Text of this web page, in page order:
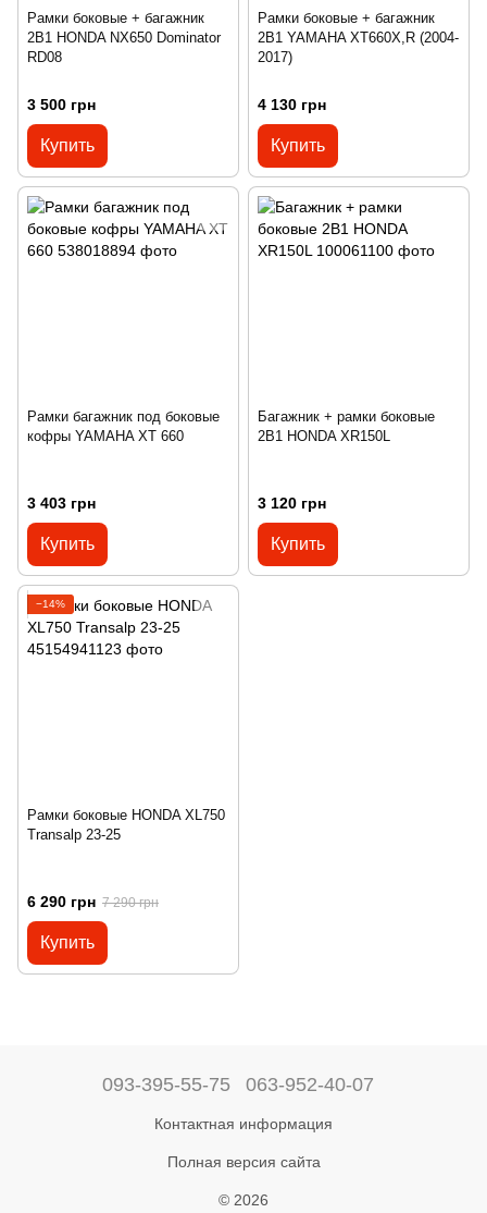
Рамки боковые + багажник
2В1 HONDA NX650 Dominator
RD08
3 500 грн
Купить
Рамки боковые + багажник
2В1 YAMAHA XT660X,R (2004-
2017)
4 130 грн
Купить
Рамки багажник под боковые
кофры YAMAHA XT 660
3 403 грн
Купить
Багажник + рамки боковые
2В1 HONDA XR150L
3 120 грн
Купить
−14%
Рамки боковые HONDA XL750
Transalp 23-25
6 290 грн 7 290 грн
Купить
093-395-55-75 063-952-40-07
Контактная информация
Полная версия сайта
© 2026